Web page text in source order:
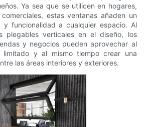
Ya sea que se utilicen en hogares,
estas ventanas añaden un
y funcionalidad a cualquier espacio. Al
plegables verticales en el diseño, los
y negocios pueden aprovechar al
limitado y al mismo tiempo crear una
las áreas interiores y exteriores.